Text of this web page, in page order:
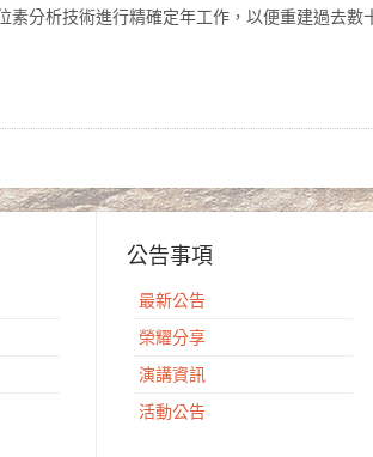
分析技術進行精確定年工作，以便重建過去數
公告事項
最新公告
榮耀分享
演講資訊
活動公告